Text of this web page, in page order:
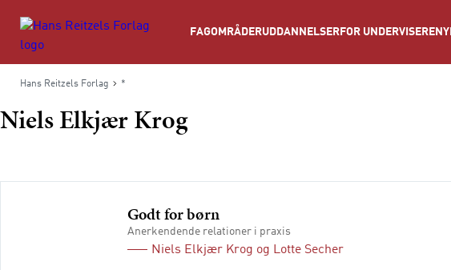
FAGOMRÅDERUDDANNELSER FOR UNDERVISERE
Hans Reitzels Forlag *
Niels Elkjær Krog
Godt for børn
Anerkendende relationer i praxis
Niels Elkjær Krog og Lotte Secher